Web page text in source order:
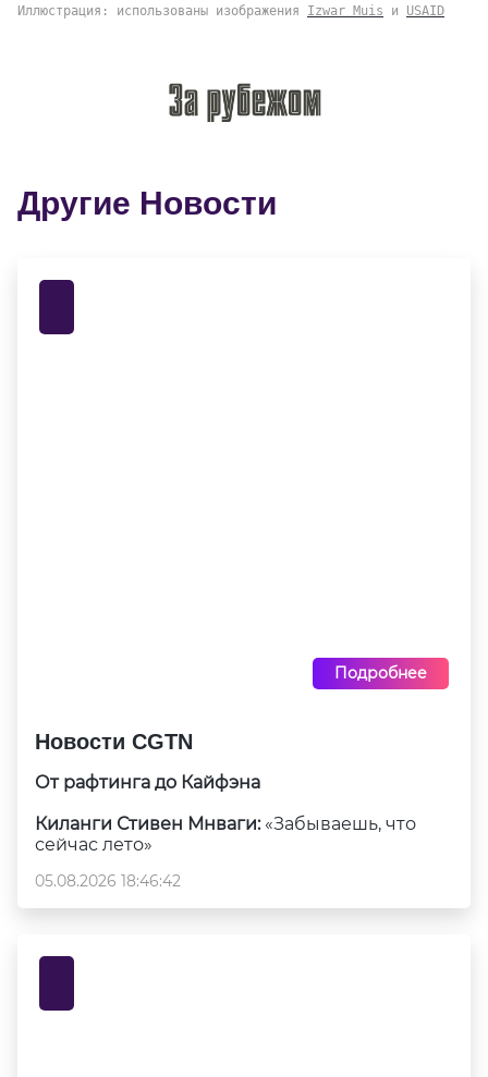
Иллюстрация: использованы изображения Izwar Muis и USAID
Другие Новости
Подробнее
Новости CGTN
От рафтинга до Кайфэна
Киланги Стивен Мнваги: «Забываешь, что
сейчас лето»
05.08.2026 18:46:42